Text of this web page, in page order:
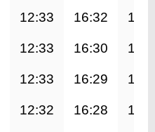
12:33 16:32
12:33 16:30
12:33 16:29
12:32 16:28